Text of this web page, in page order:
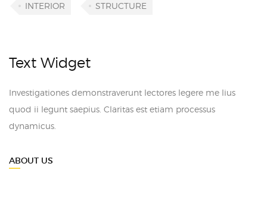
INTERIOR STRUCTURE
Text Widget
Investigationes demonstraverunt lectores legere me lius
quod ii legunt saepius. Claritas est etiam processus
dynamicus.
ABOUT US